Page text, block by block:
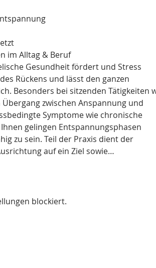
im Alltag & Beruf
Gesundheit fördert und Stress
Rückens und lässt den ganzen
Besonders bei sitzenden Tätigkeiten
zwischen Anspannung und
Symptome wie chronische
gelingen Entspannungsphasen
zu sein. Teil der Praxis dient der
auf ein Ziel sowie…
blockiert.